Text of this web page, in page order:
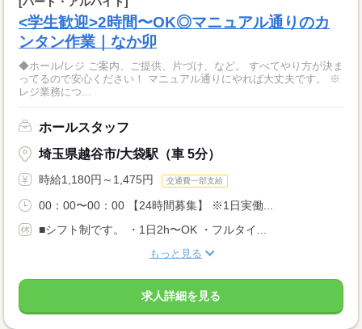
<学生歓迎>2時間〜OK◎マニュアル通りのカ
ンタン作業｜なか卯
◆ホール/レジ ご案内、ご提供、片づけ、など。 すべてやり方が決ま
ってるので安心ください！ マニュアル通りにやれば大丈夫です。 ※
レジ業務につ...
ホールスタッフ
埼玉県越谷市/大袋駅（車 5分）
時給1,180円～1,475円 交通費一部支給
00：00〜00：00 【24時間募集】 ※1日実働...
■シフト制です。 ・1日2h〜OK ・フルタイ...
もっと見る
求人詳細を見る